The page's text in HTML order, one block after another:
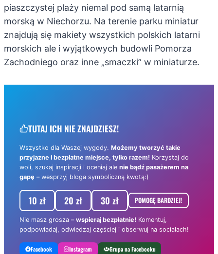
piaszczystej plaży niemal pod samą latarnią
morską w Niechorzu. Na terenie parku miniatur
znajdują się makiety wszystkich polskich latarni
morskich ale i wyjątkowych budowli Pomorza
Zachodniego oraz inne „smaczki” w miniaturze.
TUTAJ ICH NIE ZNAJDZIESZ!
Wszystko dla Waszej wygody. Możemy tworzyć takie
przyjazne i bezpłatne miejsce, tylko razem! Korzystaj do
woli, szukaj inspiracji i oceniaj ale nie bądź pasażerem na
gapę – wesprzyj bloga symboliczną kwotą:)
10 zł 20 zł 30 zł POMOGĘ BARDZIEJ!
Nie masz grosza – wspieraj bezpłatnie! Komentuj,
podpowiadaj, odwiedzaj częściej i obserwuj na socialach!
Facebook Instagram Grupa na Facebooku